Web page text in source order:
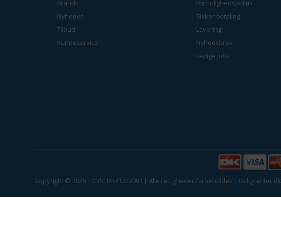
Brands
Nyheder
Tilbud
Kundeservice
Fortrolighedspolitik
Sikker betaling
Levering
Nyhedsbrev
Ledige jobs
Copyright © 2026 | CVR: DK41222093 | Alle rettigheder forbeholdes | Boligcenter.dk